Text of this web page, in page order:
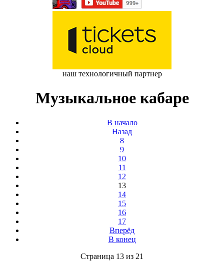
наш технологичный партнер
Музыкальное кабаре
В начало
Назад
8
9
10
11
12
13
14
15
16
17
Вперёд
В конец
Страница 13 из 21